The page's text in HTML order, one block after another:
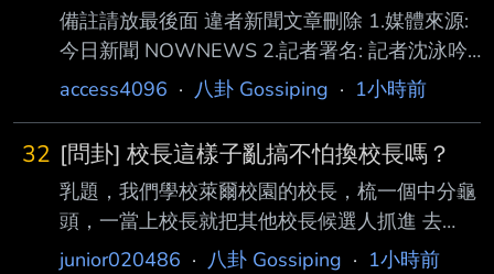
備註請放最後面 違者新聞文章刪除 1.媒體來源:
今日新聞 NOWNEWS 2.記者署名: 記者沈泳吟/
綜合報導 3.完整新聞標題: 爺爺奶奶天天上賭
樂 4.完整新聞內文: 誰說長照中心只能像「老人
版的托兒所」？日本一間日間照護中心「Day
Service Las Vega s」，主打「沉浸式賭場」風
格，引入麻將、百家樂、柏青哥、德州撲克等各
式賭博遊戲， 讓爺爺奶奶們同樂一場。驚人的
access4096 · 八卦 Gossiping · 1小時前
32 [問卦] 校長這樣子亂搞不怕換校長嗎？
乳題，我們學校萊爾校園的校長，梳一個中分龜
頭，一當上校長就把其他校長候選人抓進 去
關，然後餵全校老師學生喝毒油，校務會議通過
junior020486 · 八卦 Gossiping · 1小時前